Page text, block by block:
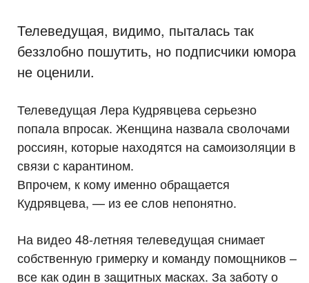
Телеведущая, видимо, пыталась так
беззлобно пошутить, но подписчики юмора
не оценили.
Телеведущая Лера Кудрявцева серьезно
попала впросак. Женщина назвала сволочами
россиян, которые находятся на самоизоляции в
связи с карантином.
Впрочем, к кому именно обращается
Кудрявцева, — из ее слов непонятно.
На видео 48-летняя телеведущая снимает
собственную гримерку и команду помощников –
все как один в защитных масках. За заботу о